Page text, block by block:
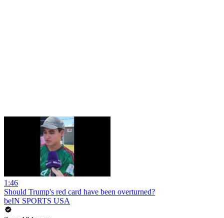
1:46
Should Trump's red card have been overturned?
beIN SPORTS USA